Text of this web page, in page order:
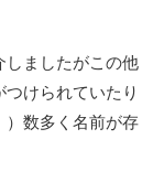
しましたがこの他
けられていたり
）数多く名前が存